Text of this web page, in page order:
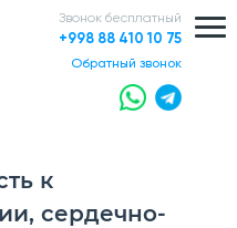
Звонок бесплатный
+998 88 410 10 75
обратный звонок
к
сердечно-